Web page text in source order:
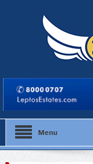
Menu